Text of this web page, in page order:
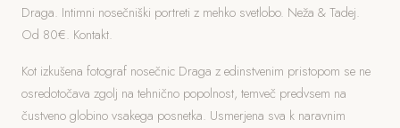
Draga. Intimni nosečniški portreti z mehko svetlobo. Neža & Tadej.
Od 80€. Kontakt.
Kot izkušena fotograf nosečnic Draga z edinstvenim pristopom se ne
osredotočava zgolj na tehnično popolnost, temveč predvsem na
čustveno globino vsakega posnetka. Usmerjena sva k naravnim